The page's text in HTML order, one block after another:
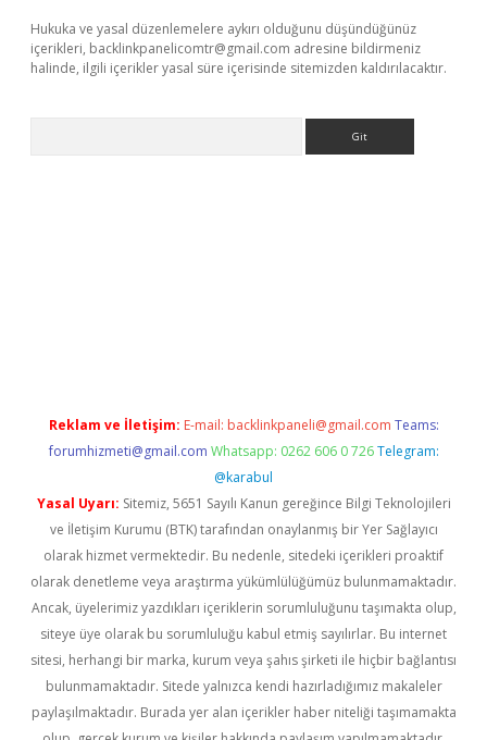
Hukuka ve yasal düzenlemelere aykırı olduğunu düşündüğünüz
içerikleri, backlinkpanelicomtr@gmail.com adresine bildirmeniz
halinde, ilgili içerikler yasal süre içerisinde sitemizden kaldırılacaktır.
Reklam ve İletişim: E-mail: backlinkpaneli@gmail.com Teams:
forumhizmeti@gmail.com Whatsapp: 0262 606 0 726 Telegram:
@karabul
Yasal Uyarı: Sitemiz, 5651 Sayılı Kanun gereğince Bilgi Teknolojileri
ve İletişim Kurumu (BTK) tarafından onaylanmış bir Yer Sağlayıcı
olarak hizmet vermektedir. Bu nedenle, sitedeki içerikleri proaktif
olarak denetleme veya araştırma yükümlülüğümüz bulunmamaktadır.
Ancak, üyelerimiz yazdıkları içeriklerin sorumluluğunu taşımakta olup,
siteye üye olarak bu sorumluluğu kabul etmiş sayılırlar. Bu internet
sitesi, herhangi bir marka, kurum veya şahıs şirketi ile hiçbir bağlantısı
bulunmamaktadır. Sitede yalnızca kendi hazırladığımız makaleler
paylaşılmaktadır. Burada yer alan içerikler haber niteliği taşımamakta